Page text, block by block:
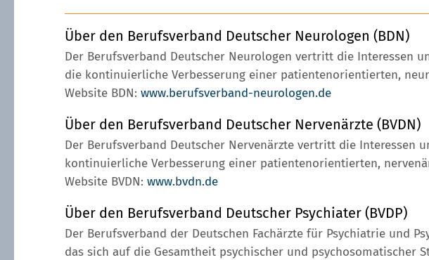
Über den Berufsverband Deutscher Neurologen (BDN)
Der Berufsverband Deutscher Neurologen vertritt die Interessen
die kontinuierliche Verbesserung einer patientenorientierten,
Website BDN: www.berufsverband-neurologen.de
Über den Berufsverband Deutscher Nervenärzte (BVDN)
Der Berufsverband Deutscher Nervenärzte vertritt die
kontinuierliche Verbesserung einer patientenorientierten,
Website BVDN: www.bvdn.de
Über den Berufsverband Deutscher Psychiater (BVDP)
Der Berufsverband der Deutschen Fachärzte für Psychiatrie und
das sich auf die Gesamtheit psychischer und psychosomatischer